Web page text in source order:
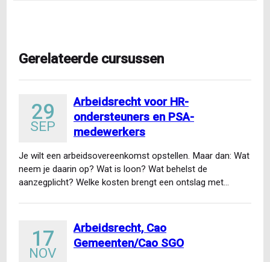
Gerelateerde cursussen
29
SEP
Arbeidsrecht voor HR-
ondersteuners en PSA-
medewerkers
Je wilt een arbeidsovereenkomst opstellen. Maar dan: Wat
neem je daarin op? Wat is loon? Wat behelst de
aanzegplicht? Welke kosten brengt een ontslag met…
17
NOV
Arbeidsrecht, Cao
Gemeenten/Cao SGO